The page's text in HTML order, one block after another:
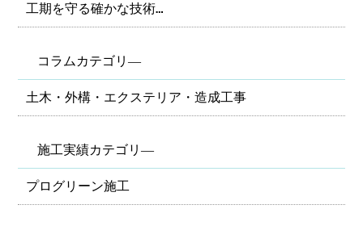
工期を守る確かな技術…
コラムカテゴリ―
土木・外構・エクステリア・造成工事
施工実績カテゴリ―
プログリーン施工